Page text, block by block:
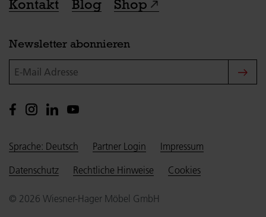
Kontakt Blog Shop
Newsletter abonnieren
E-Mail Adresse
Sprache: Deutsch Partner Login
Impressum
Datenschutz
Rechtliche Hinweise Cookies
© 2026 Wiesner-Hager Möbel GmbH